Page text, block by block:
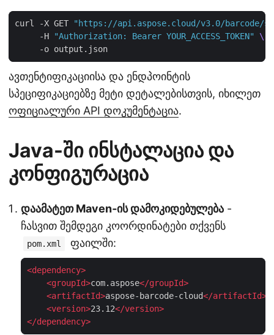
curl -X GET
"https://api.aspose.cloud/v3.0/
     -H
"Authorization: Bearer YOUR_ACCESS_TOKEN"
ავთენტიფიკაციისა და ენდპოინტის
სპეციფიკაციებზე მეტი დეტალებისთვის, იხილეთ
ოფიციალური API დოკუმენტაცია.
Java-ში ინსტალაცია და
კონფიგურაცია
დაამატეთ Maven‑ის დამოკიდებულება -
ჩასვით შემდეგი კოორდინატები თქვენს
pom.xml ფაილში:
<dependency>
<groupId>com.aspose</groupId>
<artifactId>aspose-barcode-cloud</artifactId>
<version>23.12</version>
</dependency>